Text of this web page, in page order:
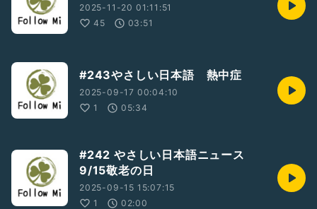
2025-11-20 01:11:51
45
03:51
#243やさしい日本語 熱中症
2025-09-17 00:04:10
1
05:34
#242 やさしい日本語ニュース
9/15敬老の日
2025-09-15 15:07:15
1
02:00